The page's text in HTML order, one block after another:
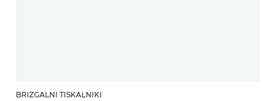
BRIZGALNI TISKALNIKI